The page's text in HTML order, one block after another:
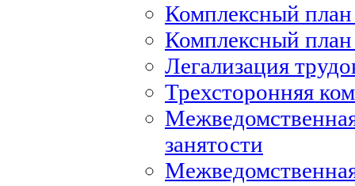
Комплексный
Комплексный
Легализация
Трехсторонняя
занятости